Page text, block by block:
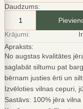
Daudzums:
Krājumi:
Apraksts:
No augstas kvalitātes
saglabāt siltumu pat
bērnam justies ērti un
Izvēloties vilnas cepuri,
Sastāvs: 100% jēra vilna